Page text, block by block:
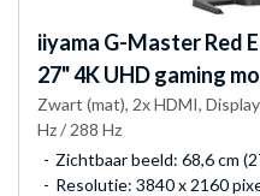
iiyama G-Master Red
27" 4K UHD gaming
Zwart (mat), 2x HDMI,
Hz / 288 Hz
Zichtbaar beeld: 68,6 cm
Resolutie: 3840 x 2160